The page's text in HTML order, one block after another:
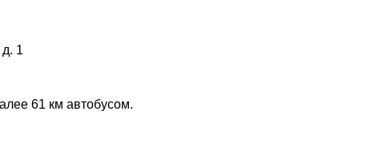
д. 1
61 км автобусом.